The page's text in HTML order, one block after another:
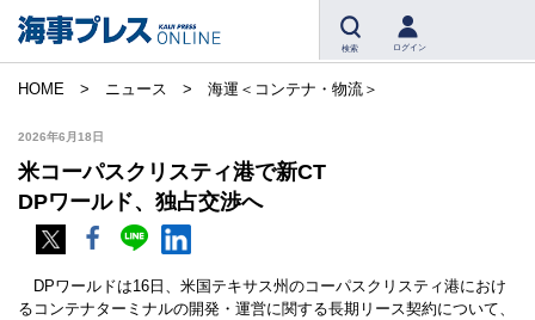
検索 ログイン
HOME ニュース 海運＜コンテナ・物流＞
2026年6月18日
米コーパスクリスティ港で新CT
DPワールド、独占交渉へ
DPワールドは16日、米国テキサス州のコーパスクリスティ港におけ
るコンテナターミナルの開発・運営に関する長期リース契約について、